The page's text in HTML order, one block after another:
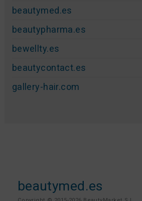
beautymed.es
beautypharma.es
bewellty.es
beautycontact.es
gallery-hair.com
beautymed.es